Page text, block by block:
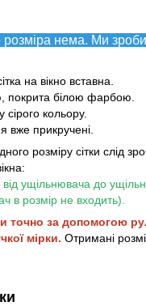
розміра нема. Ми
на вікно вставна.
покрита білою фарбою.
сірого кольору.
вже прикручені.
розміру сітки слід
від ущільнювача до
в розмір не входить).
точно за допомогою
мірки. Отримані